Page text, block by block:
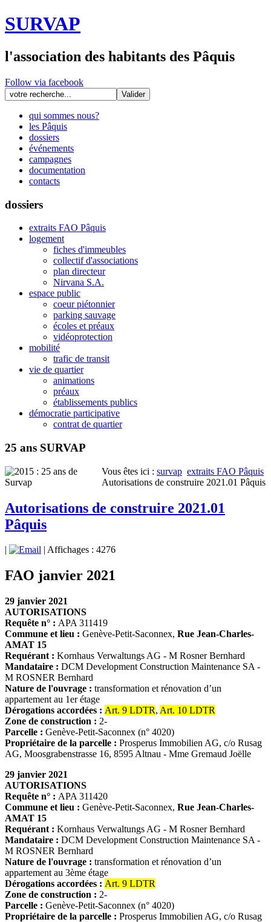
SURVAP
l'association des habitants des Pâquis
Follow via facebook
qui sommes nous?
les Pâquis
dossiers
événements
campagnes
documentation
contacts
dossiers
extraits FAO Pâquis
logement
fiches d'immeubles
collectif d'associations
plan directeur
Nirvana S.A.
espace public
coeur piétonnier
parking sauvage
écoles et préaux
vidéoprotection
mobilité
trafic de transit
vie de quartier
animations
préaux
établissements publics
démocratie participative
contrat de quartier
25 ans SURVAP
Vous êtes ici : survap extraits FAO Pâquis
Autorisations de construire 2021.01 Pâquis
Autorisations de construire 2021.01
Pâquis
| Affichages : 4276
FAO janvier 2021
29 janvier 2021
AUTORISATIONS
Requête n° : APA 311419
Commune et lieu : Genève-Petit-Saconnex, Rue Jean-Charles-
AMAT 15
Requérant : Kornhaus Verwaltungs AG - M Rosner Bernhard
Mandataire : DCM Development Construction Maintenance SA -
M ROSNER Bernhard
Nature de l'ouvrage : transformation et rénovation d’un
appartement au 1er étage
Dérogations accordées : Art. 9 LDTR, Art. 10 LDTR
Zone de construction : 2-
Parcelle : Genève-Petit-Saconnex (n° 4020)
Propriétaire de la parcelle : Prosperus Immobilien AG, c/o Rusag
AG, Moosgrabenstrasse 16, 8595 Altnau - Mme Gremaud Joëlle
29 janvier 2021
AUTORISATIONS
Requête n° : APA 311420
Commune et lieu : Genève-Petit-Saconnex, Rue Jean-Charles-
AMAT 15
Requérant : Kornhaus Verwaltungs AG - M Rosner Bernhard
Mandataire : DCM Development Construction Maintenance SA -
M ROSNER Bernhard
Nature de l'ouvrage : transformation et rénovation d’un
appartement au 3ème étage
Dérogations accordées : Art. 9 LDTR
Zone de construction : 2-
Parcelle : Genève-Petit-Saconnex (n° 4020)
Propriétaire de la parcelle : Prosperus Immobilien AG, c/o Rusag